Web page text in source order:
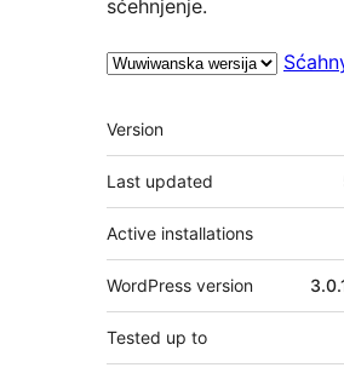
sćehnjenje.
Meta
Version
Last updated
Active installations
WordPress version
Tested up to